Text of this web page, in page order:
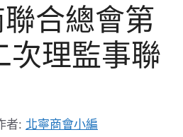
合總會第
次理監事聯
者: 北寧商會小編